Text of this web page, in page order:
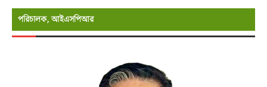
পরিচালক, আইএসপিআর